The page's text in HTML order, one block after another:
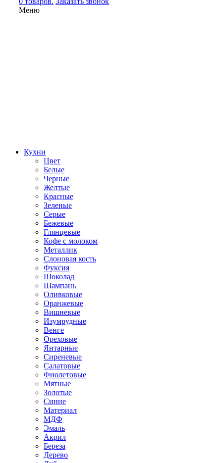
Меню
Кухни
Цвет
Белые
Черные
Желтые
Красные
Зеленые
Серые
Бежевые
Глянцевые
Кофе с молоком
Металлик
Слоновая кость
Фуксия
Шоколад
Шампань
Оливковые
Оранжевые
Вишневые
Изумрудные
Венге
Ореховые
Янтарные
Сиреневые
Салатовые
Фиолетовые
Мятные
Золотые
Синие
Материал
МДФ
Эмаль
Акрил
Береза
Дерево